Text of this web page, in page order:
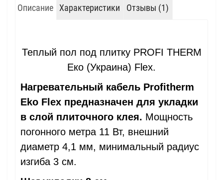
Описание Характеристики Отзывы (1)
Теплый пол под плитку PROFI THERM
Еко (Украина) Flex.
Нагревательный кабель Profitherm
Eko Flex предназначен для укладки
в слой плиточного клея. Мощность
погонного метра 11 Вт, внешний
диаметр 4,1 мм, минимальный радиус
изгиба 3 см.